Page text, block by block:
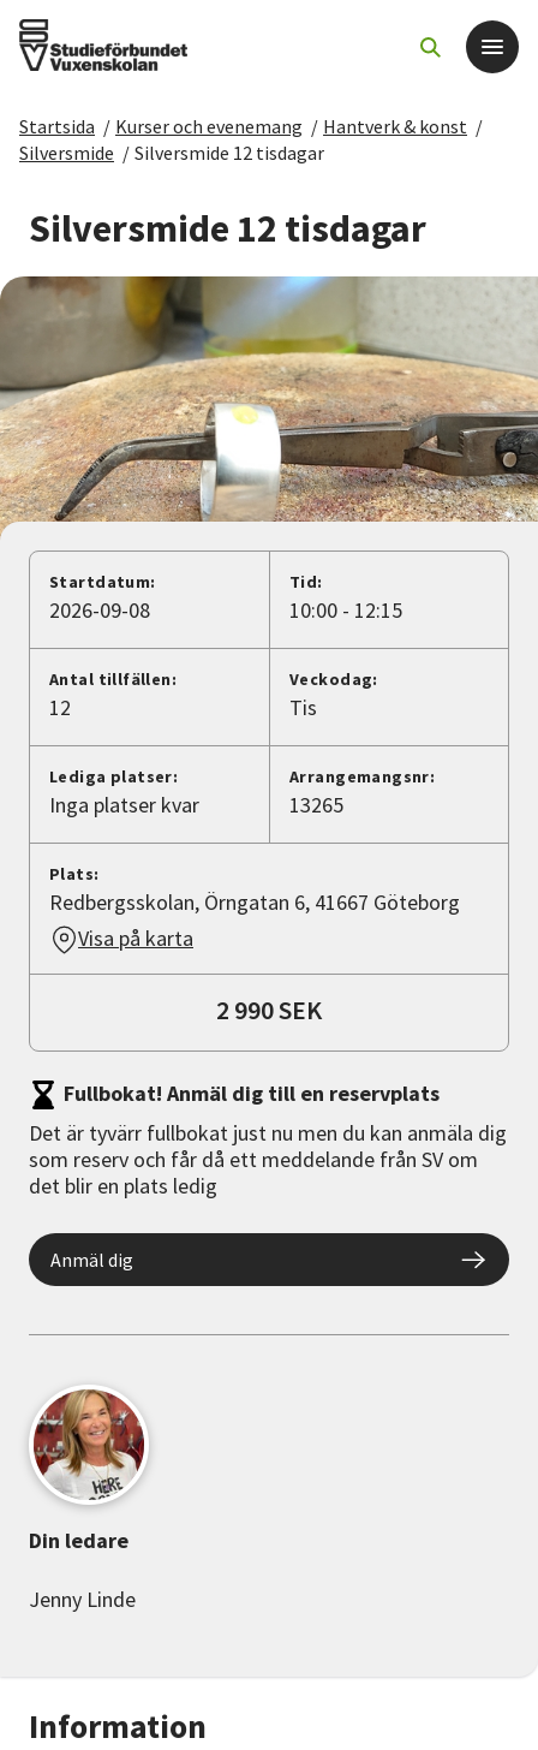
Det här gör vi
För dig som
Sök kurser och evenemang
Starta studiecirkel
Cirkelledare
Nyheter
Avdelningar
Lyssna
Startsida / Kurser och evenemang / Hantverk & konst /
Silversmide / Silversmide 12 tisdagar
Silversmide 12 tisdagar
Information
Startdatum:
2026-09-08
Tid:
10:00 - 12:15
Antal tillfällen:
12
Veckodag:
Tis
Lediga platser:
Inga platser kvar
Arrangemangsnr:
13265
Plats:
Redbergsskolan, Örngatan 6, 41667 Göteborg
Visa på karta
2 990 SEK
Fullbokat! Anmäl dig till en reservplats
Det är tyvärr fullbokat just nu men du kan anmäla dig
som reserv och får då ett meddelande från SV om
det blir en plats ledig
Anmäl dig
Din ledare
Jenny Linde